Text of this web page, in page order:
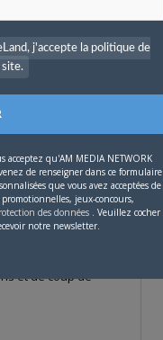
psychopathes
et
elle se liera
fois n'est pas
fouillée
suspense étant
et de coup de
j'accepte la politique de
site.
qu'AM MEDIA NETWORK
de renseigner dans ce formulaire
que vous avez acceptées de
jeux-concours,
des données . Veuillez cocher
notre newsletter.